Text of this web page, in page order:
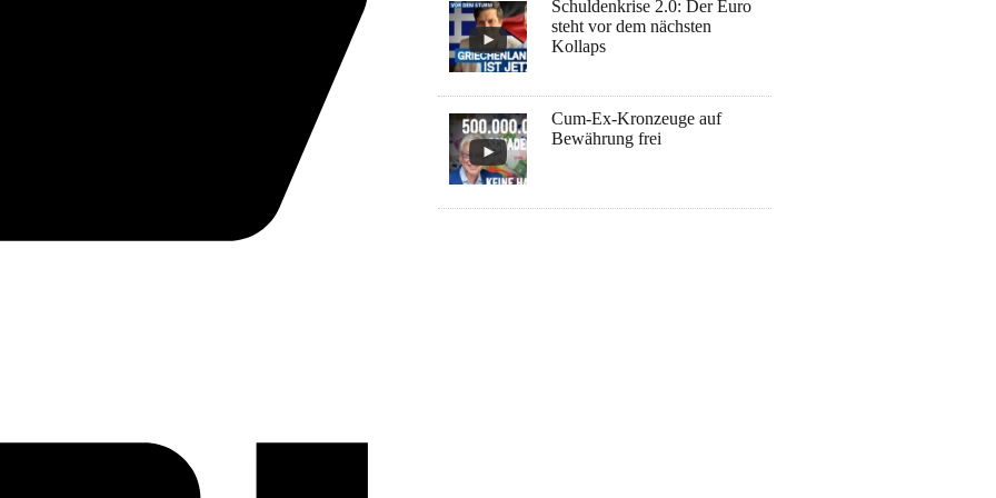
Schuldenkrise 2.0: Der Euro
steht vor dem nächsten
Kollaps
Cum-Ex-Kronzeuge auf
Bewährung frei